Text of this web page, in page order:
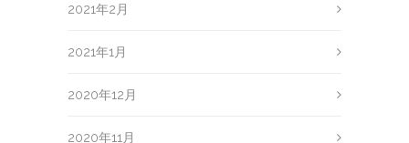
2021年2月
2021年1月
2020年12月
2020年11月